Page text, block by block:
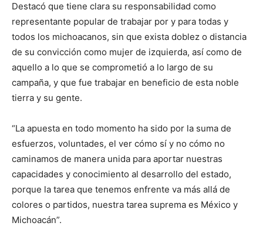
Destacó que tiene clara su responsabilidad como
representante popular de trabajar por y para todas y
todos los michoacanos, sin que exista doblez o distancia
de su convicción como mujer de izquierda, así como de
aquello a lo que se comprometió a lo largo de su
campaña, y que fue trabajar en beneficio de esta noble
tierra y su gente.
“La apuesta en todo momento ha sido por la suma de
esfuerzos, voluntades, el ver cómo sí y no cómo no
caminamos de manera unida para aportar nuestras
capacidades y conocimiento al desarrollo del estado,
porque la tarea que tenemos enfrente va más allá de
colores o partidos, nuestra tarea suprema es México y
Michoacán”.